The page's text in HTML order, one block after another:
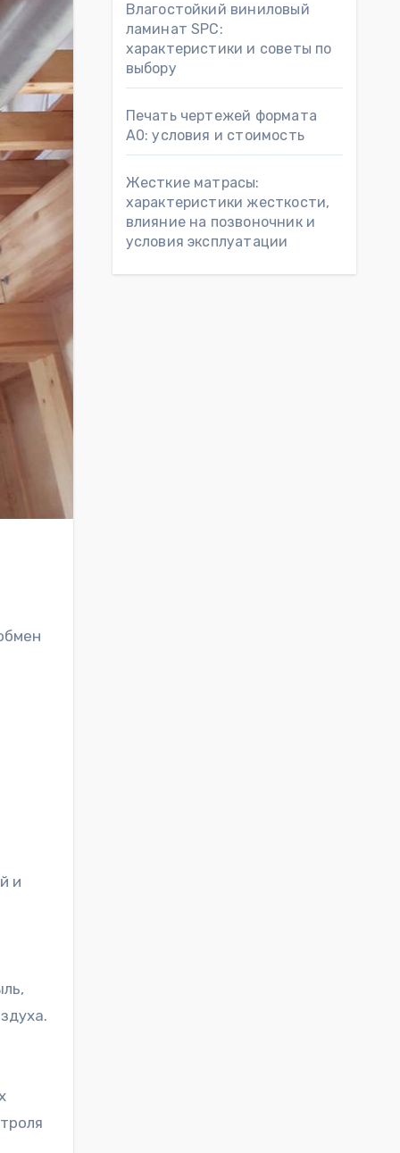
и
Влагостойкий виниловый
ламинат SPC:
характеристики и советы по
выбору
Печать чертежей формата
А0: условия и стоимость
Жесткие матрасы:
характеристики жесткости,
влияние на позвоночник и
условия эксплуатации